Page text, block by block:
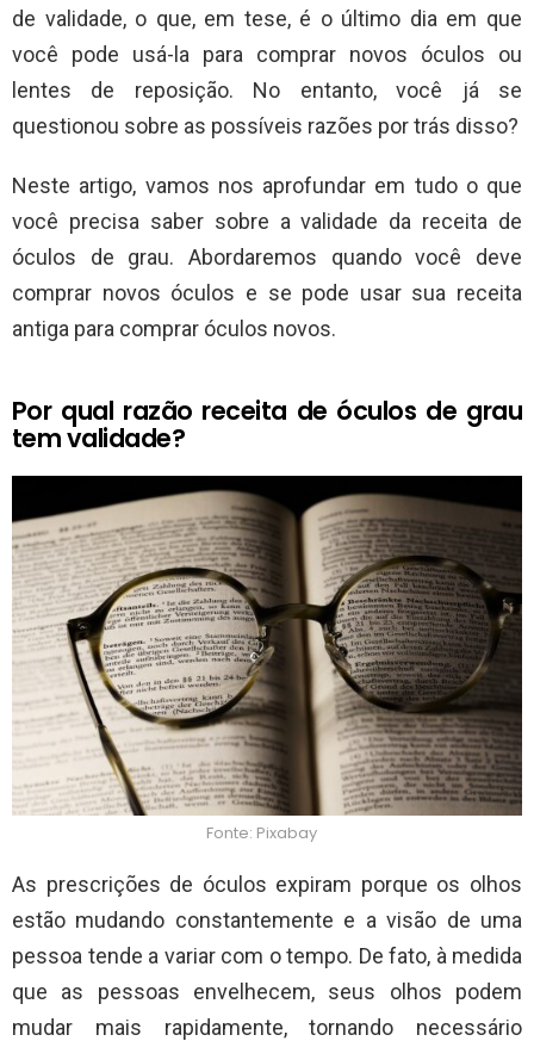
de validade, o que, em tese, é o último dia em que
você pode usá-la para comprar novos óculos ou
lentes de reposição. No entanto, você já se
questionou sobre as possíveis razões por trás disso?
Neste artigo, vamos nos aprofundar em tudo o que
você precisa saber sobre a validade da receita de
óculos de grau. Abordaremos quando você deve
comprar novos óculos e se pode usar sua receita
antiga para comprar óculos novos.
Por qual razão receita de óculos de grau
tem validade?
Fonte: Pixabay
As prescrições de óculos expiram porque os olhos
estão mudando constantemente e a visão de uma
pessoa tende a variar com o tempo. De fato, à medida
que as pessoas envelhecem, seus olhos podem
mudar mais rapidamente, tornando necessário